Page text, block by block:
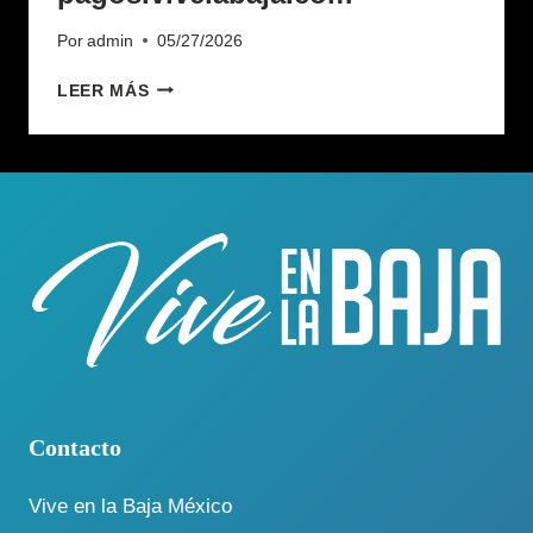
Por admin 05/27/2026
LEER MÁSPAGOS.VIVELABAJA.COM
Contacto
Vive en la Baja México